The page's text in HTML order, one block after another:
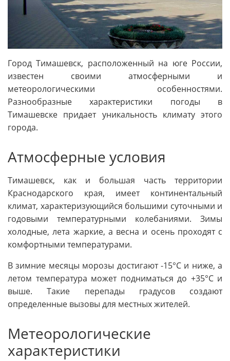
Город Тимашевск, расположенный на юге России,
известен своими атмосферными и
метеорологическими особенностями.
Разнообразные характеристики погоды в
Тимашевске придает уникальность климату этого
города.
Атмосферные условия
Тимашевск, как и большая часть территории
Краснодарского края, имеет континентальный
климат, характеризующийся большими суточными и
годовыми температурными колебаниями. Зимы
холодные, лета жаркие, а весна и осень проходят с
комфортными температурами.
В зимние месяцы морозы достигают -15°С и ниже, а
летом температура может подниматься до +35°С и
выше. Такие перепады градусов создают
определенные вызовы для местных жителей.
Метеорологические
характеристики